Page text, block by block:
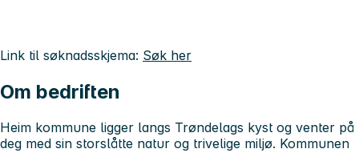
Link til søknadsskjema: Søk her
Om bedriften
Heim kommune ligger langs Trøndelags kyst og venter på
deg med sin storslåtte natur og trivelige miljø. Kommunen